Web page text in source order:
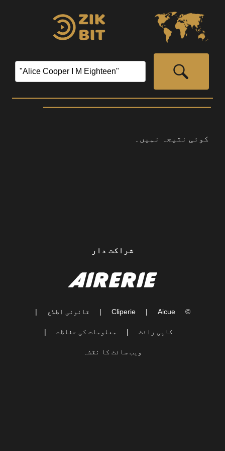
کوئی نتیجہ نہیں۔
شراکت دار
©
Aicue
| Cliperie | قانونی اطلاع |
کاپی رائٹ | معلومات کی حفاظت |
ویب سائٹ کا نقشہ